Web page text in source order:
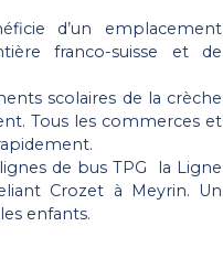
d’un emplacement
franco-suisse et de
scolaires de la crèche
Tous les commerces et
de bus TPG la Ligne
Crozet à Meyrin. Un
enfants.